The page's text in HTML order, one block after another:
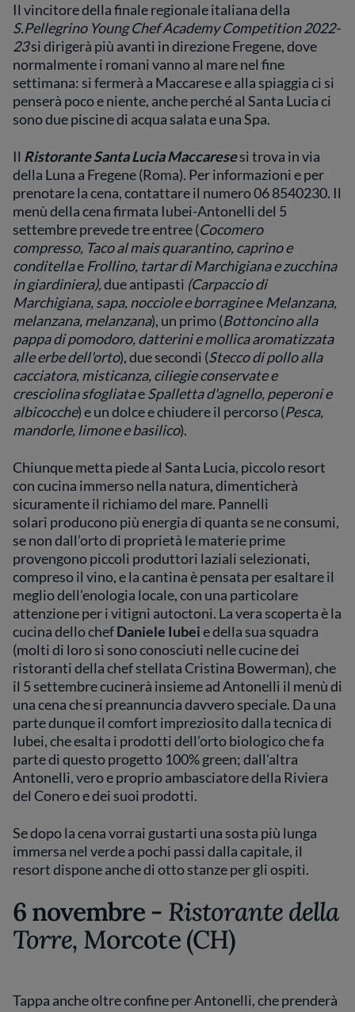
Il vincitore della finale regionale italiana della
S.Pellegrino Young Chef Academy Competition 2022-
23si dirigerà più avanti in direzione Fregene, dove
normalmente i romani vanno al mare nel fine
settimana: si fermerà a Maccarese e alla spiaggia ci si
penserà poco e niente, anche perché al Santa Lucia ci
sono due piscine di acqua salata e una Spa.
Il Ristorante Santa Lucia Maccaresesi trova in via
della Luna a Fregene (Roma). Per informazioni e per
prenotare la cena, contattare il numero 06 8540230. Il
menù della cena firmata Iubei-Antonelli del 5
settembre prevede tre entree (Cocomero
compresso, Taco al mais quarantino, caprino e
conditellae Frollino, tartar di Marchigiana e zucchina
in giardiniera),due antipasti (Carpaccio di
Marchigiana, sapa, nocciole e borraginee Melanzana,
melanzana, melanzana), un primo (Bottoncino alla
pappa di pomodoro, datterini e mollica aromatizzata
alle erbe dell'orto), due secondi (Stecco di pollo alla
cacciatora, misticanza, ciliegie conservate e
cresciolina sfogliataeSpalletta d'agnello, peperoni e
albicocche) e un dolce e chiudere il percorso (Pesca,
mandorle, limone e basilico).
Chiunque metta piede al Santa Lucia, piccolo resort
con cucina immerso nella natura, dimenticherà
sicuramente il richiamo del mare. Pannelli
solari producono più energia di quanta se ne consumi,
se non dall’orto di proprietà le materie prime
provengono piccoli produttori laziali selezionati,
compreso il vino, e la cantina è pensata per esaltare il
meglio dell’enologia locale, con una particolare
attenzione per i vitigni autoctoni. La vera scoperta è la
cucina dello chefDaniele Iubeie della sua squadra
(molti di loro si sono conosciuti nelle cucine dei
ristoranti della chef stellata Cristina Bowerman), che
il 5 settembre cucinerà insieme ad Antonelli il menù di
una cena che si preannuncia davvero speciale. Da una
parte dunque il comfort impreziosito dalla tecnica di
Iubei, che esalta i prodotti dell’orto biologico che fa
parte di questo progetto 100% green; dall'altra
Antonelli, vero e proprio ambasciatore della Riviera
del Conero e dei suoi prodotti.
Se dopo la cena vorrai gustarti una sosta più lunga
immersa nel verde a pochi passi dalla capitale, il
resort dispone anche di otto stanze per gli ospiti.
6 novembre - Ristorante della
Torre, Morcote (CH)
Tappa anche oltre confine per Antonelli, che prenderà